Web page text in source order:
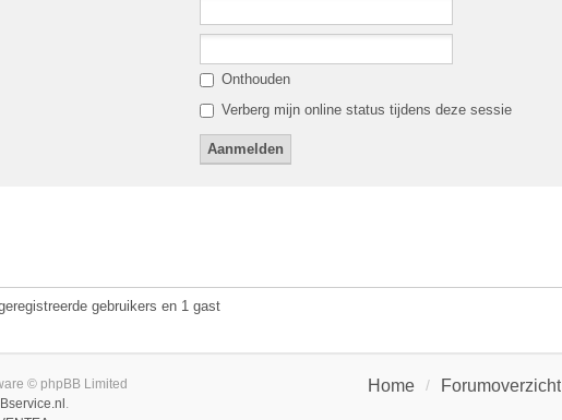
Onthouden
Verberg mijn online status tijdens deze sessie
gebruikers en 1 gast
Home Forumoverzicht
© phpBB Limited
.